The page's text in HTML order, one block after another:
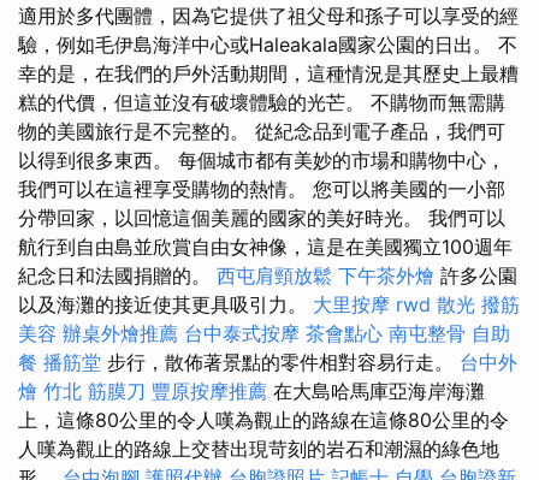
適用於多代團體，因為它提供了祖父母和孫子可以享受的經
驗，例如毛伊島海洋中心或Haleakala國家公園的日出。 不
幸的是，在我們的戶外活動期間，這種情況是其歷史上最糟
糕的代價，但這並沒有破壞體驗的光芒。 不購物而無需購
物的美國旅行是不完整的。 從紀念品到電子產品，我們可
以得到很多東西。 每個城市都有美妙的市場和購物中心，
我們可以在這裡享受購物的熱情。 您可以將美國的一小部
分帶回家，以回憶這個美麗的國家的美好時光。 我們可以
航行到自由島並欣賞自由女神像，這是在美國獨立100週年
紀念日和法國捐贈的。 西屯肩頸放鬆 下午茶外燴 許多公園
以及海灘的接近使其更具吸引力。 大里按摩 rwd 散光 撥筋
美容 辦桌外燴推薦 台中泰式按摩 茶會點心 南屯整骨 自助
餐 播筋堂 步行，散佈著景點的零件相對容易行走。 台中外
燴 竹北 筋膜刀 豐原按摩推薦 在大島哈馬庫亞海岸海灘
上，這條80公里的令人嘆為觀止的路線在這條80公里的令
人嘆為觀止的路線上交替出現苛刻的岩石和潮濕的綠色地